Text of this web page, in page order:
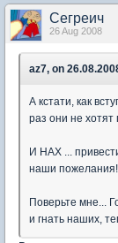
Сегреич
26 Aug 2008
az7, on
А кстати, как
раз они не хотят
И НАХ ...
наши пожелания!
Поверьте мне...
и гнать наших,